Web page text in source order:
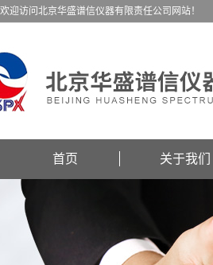
欢迎访问北京华盛谱信仪器有限责任公司网站！
首页 关于我们